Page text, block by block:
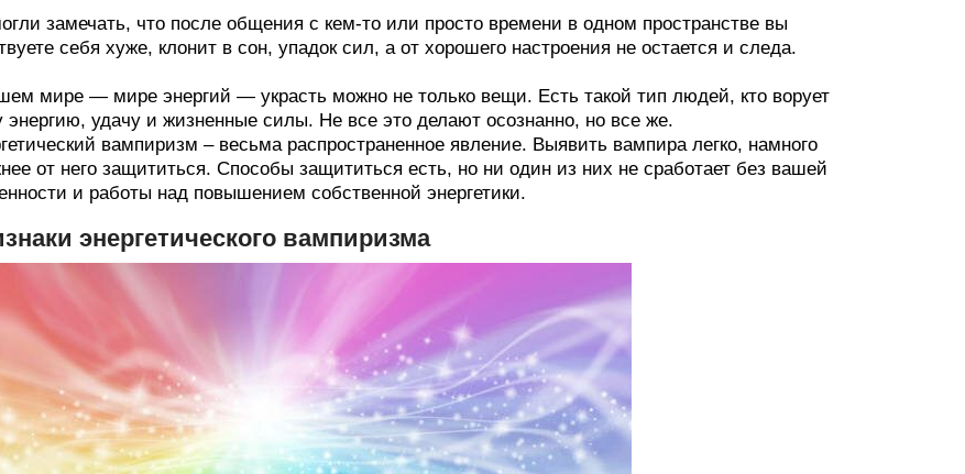
замечать, что после общения с кем-то или просто времени в одном пространстве вы
себя хуже, клонит в сон, упадок сил, а от хорошего настроения не остается и следа.
мире — мире энергий — украсть можно не только вещи. Есть такой тип людей, кто ворует
энергию, удачу и жизненные силы. Не все это делают осознанно, но все же.
вампиризм – весьма распространенное явление. Выявить вампира легко, намного
от него защититься. Способы защититься есть, но ни один из них не сработает без вашей
и работы над повышением собственной энергетики.
энергетического вампиризма